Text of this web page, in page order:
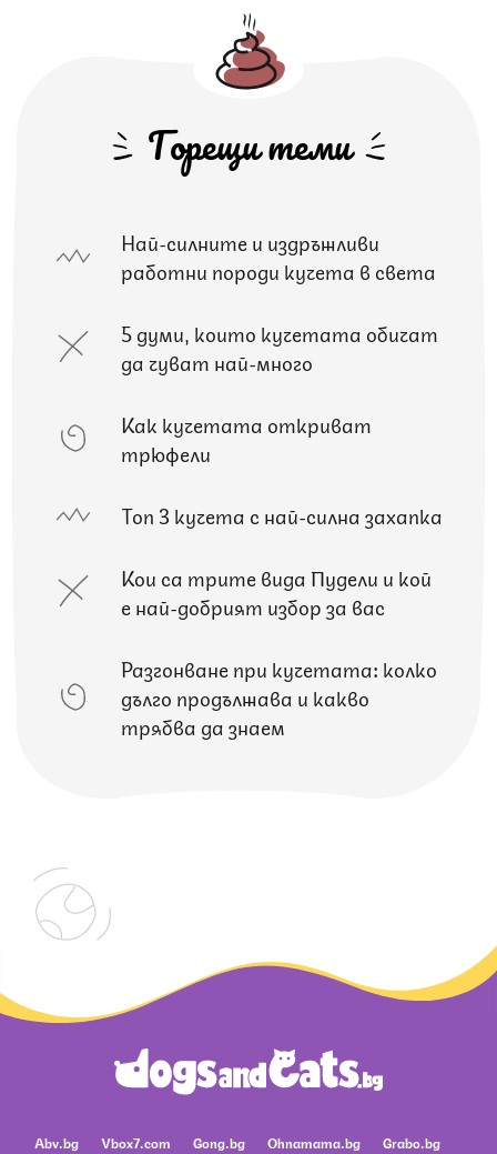
Горещи теми
Най-силните и издръжливи
работни породи кучета в света
5 думи, които кучетата обичат
да чуват най-много
Как кучетата откриват
трюфели
Топ 3 кучета с най-силна захапка
Кои са трите вида Пудели и кой
е най-добрият избор за вас
Разгонване при кучетата: колко
дълго продължава и какво
трябва да знаем
Abv.bg Vbox7.com Gong.bg Ohnamama.bg Grabo.bg